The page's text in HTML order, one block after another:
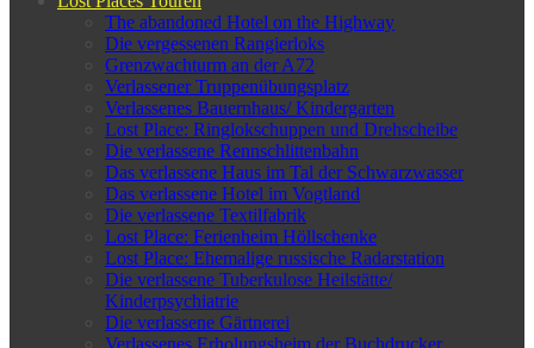
The abandoned Hotel on the Highway
Die vergessenen Rangierloks
Grenzwachturm an der A72
Verlassener Truppenübungsplatz
Verlassenes Bauernhaus/ Kindergarten
Lost Place: Ringlokschuppen und Drehscheibe
Die verlassene Rennschlittenbahn
Das verlassene Haus im Tal der Schwarzwasser
Das verlassene Hotel im Vogtland
Die verlassene Textilfabrik
Lost Place: Ferienheim Höllschenke
Lost Place: Ehemalige russische Radarstation
Die verlassene Tuberkulose Heilstätte/
Kinderpsychiatrie
Die verlassene Gärtnerei
Verlassenes Erholungsheim der Buchdrucker